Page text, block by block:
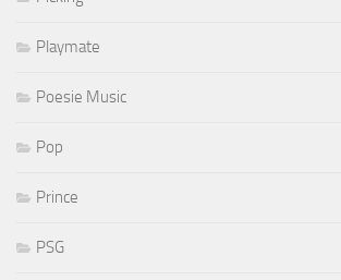
Playmate
Poesie Music
Pop
Prince
PSG